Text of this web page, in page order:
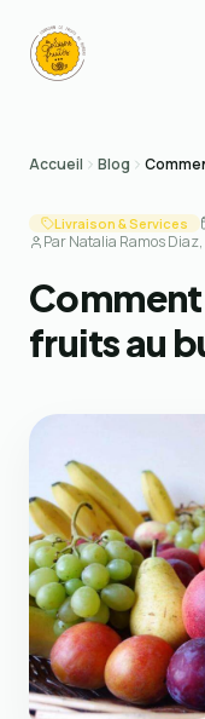
Accueil Blog
Livraison & Services
ParNatalia Ramos Diaz
fruits au